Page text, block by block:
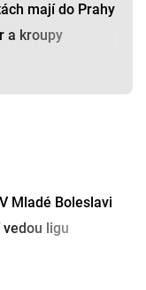
mají do Prahy
a kroupy
Mladé Boleslavi
ligu